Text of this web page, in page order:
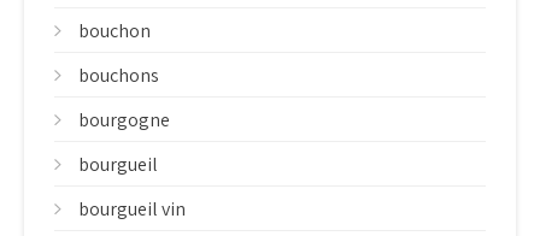
bouchon
bouchons
bourgogne
bourgueil
bourgueil vin